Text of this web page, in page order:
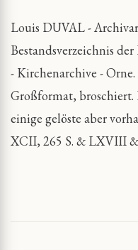
Louis DUVAL -
Bestandsverzeichnis
- Kirchenarchive -
Großformat, broschiert.
einige gelöste aber
XCII, 265 S. & LXVIII &